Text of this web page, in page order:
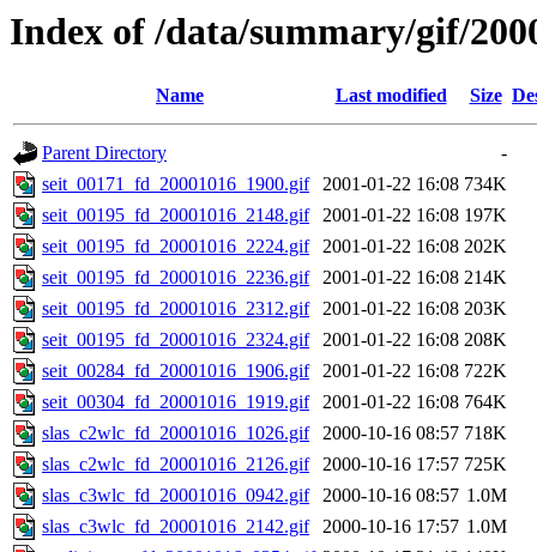
Index of /data/summary/gif/
Name Last modified Size
Parent Directory
-
seit_00171_fd_20001016_1900.gif
2001-01-22 16:08 734K
seit_00195_fd_20001016_2148.gif
2001-01-22 16:08 197K
seit_00195_fd_20001016_2224.gif
2001-01-22 16:08 202K
seit_00195_fd_20001016_2236.gif
2001-01-22 16:08 214K
seit_00195_fd_20001016_2312.gif
2001-01-22 16:08 203K
seit_00195_fd_20001016_2324.gif
2001-01-22 16:08 208K
seit_00284_fd_20001016_1906.gif
2001-01-22 16:08 722K
seit_00304_fd_20001016_1919.gif
2001-01-22 16:08 764K
slas_c2wlc_fd_20001016_1026.gif
2000-10-16 08:57 718K
slas_c2wlc_fd_20001016_2126.gif
2000-10-16 17:57 725K
slas_c3wlc_fd_20001016_0942.gif
2000-10-16 08:57 1.0M
slas_c3wlc_fd_20001016_2142.gif
2000-10-16 17:57 1.0M